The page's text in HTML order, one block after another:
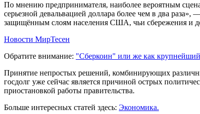
По мнению предпринимателя, наиболее вероятным
серьезной девальвацией доллара более чем в два
защищённым слоям населения США, чьи сбережения и
Новости МирТесен
Обратите внимание: "Сберкоин" или же как
Принятие непростых решений, комбинирующих
госдолг уже сейчас является причиной острых
приостановкой работы правительства.
Больше интересных статей здесь: Экономика.